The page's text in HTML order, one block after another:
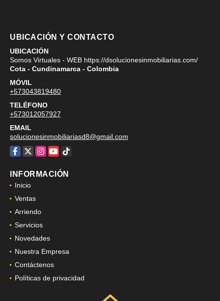
UBICACIÓN Y CONTACTO
UBICACIÓN
Somos Virtuales - WEB https://dsolucionesinmobiliarias.com/
Cota - Cundinamarca - Colombia
MÓVIL
+573043819480
TELÉFONO
+573012057927
EMAIL
solucionesinmobiliariasd8@gmail.com
Facebook
X Instagram
YouTube
TikTok
INFORMACIÓN
Inicio
Ventas
Arriendo
Servicios
Novedades
Nuestra Empresa
Contáctenos
Políticas de privacidad